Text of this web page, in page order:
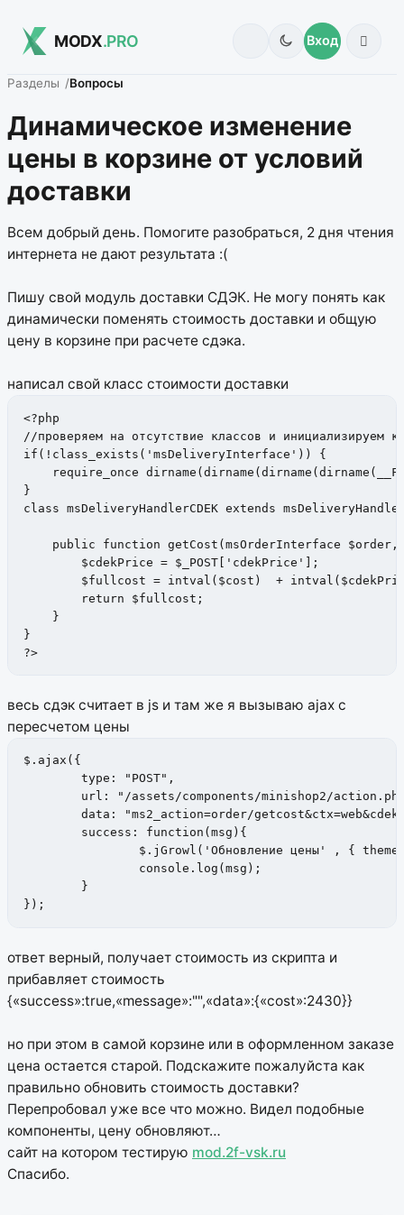
MODX.PRO Вход
Разделы Вопросы
Динамическое изменение
цены в корзине от условий
доставки
Всем добрый день. Помогите разобраться, 2 дня чтения
интернета не дают результата :(
Пишу свой модуль доставки СДЭК. Не могу понять как
динамически поменять стоимость доставки и общую
цену в корзине при расчете сдэка.
написал свой класс стоимости доставки
<?php
//проверяем на отсутствие классов и
if(!class_exists('msDeliveryInterface')) {
require_once
}
class msDeliveryHandlerCDEK extends
public function getCost(msOrderInterface
        $cdekPrice = $_POST['cdekPrice'];
$fullcost = intval($cost)  +
        return $fullcost;
    }
}
?>
весь сдэк считает в js и там же я вызываю ajax с
пересчетом цены
$.ajax({
});
ответ верный, получает стоимость из скрипта и
прибавляет стоимость
{«success»:true,«message»:"",«data»:{«cost»:2430}}
но при этом в самой корзине или в оформленном заказе
цена остается старой. Подскажите пожалуйста как
правильно обновить стоимость доставки?
Перепробовал уже все что можно. Видел подобные
компоненты, цену обновляют…
сайт на котором тестирую mod.2f-vsk.ru
Спасибо.